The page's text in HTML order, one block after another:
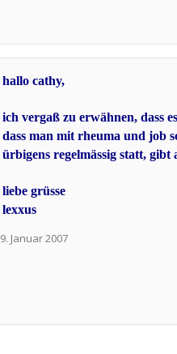
hallo cathy,
ich vergaß zu erwähnen, dass
dass man mit rheuma und job
ürbigens regelmässig statt, gibt
liebe grüsse
lexxus
9. Januar 2007